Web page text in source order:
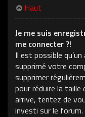
Haut
Je me suis
me connecter ?!
Il est possible
supprimé votre
supprimer
pour réduire la taille
arrive, tentez de
investi sur le forum.